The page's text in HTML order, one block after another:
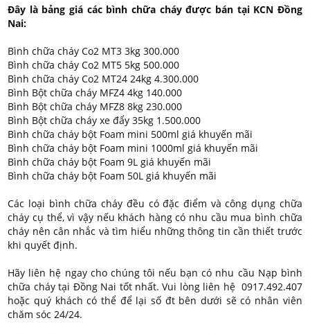
Đây là bảng giá các bình chữa cháy được bán tại KCN Đồng
Nai:
Bình chữa cháy Co2 MT3 3kg 300.000
Bình chữa cháy Co2 MT5 5kg 500.000
Bình chữa cháy Co2 MT24 24kg 4.300.000
Bình Bột chữa cháy MFZ4 4kg 140.000
Bình Bột chữa cháy MFZ8 8kg 230.000
Bình Bột chữa cháy xe đẩy 35kg 1.500.000
Bình chữa cháy bột Foam mini 500ml giá khuyến mãi
Bình chữa cháy bột Foam mini 1000ml giá khuyến mãi
Bình chữa cháy bột Foam 9L giá khuyến mãi
Bình chữa cháy bột Foam 50L giá khuyến mãi
Các loại bình chữa cháy đều có đặc điểm và công dụng chữa
cháy cụ thể, vì vậy nếu khách hàng có nhu cầu mua bình chữa
cháy nên cân nhắc và tìm hiểu những thông tin cần thiết trước
khi quyết định.
Hãy liên hệ ngay cho chúng tôi nếu bạn có nhu cầu Nạp bình
chữa cháy tại Đồng Nai tốt nhất. Vui lòng liên hệ 0917.492.407
hoặc quý khách có thể để lại số đt bên dưới sẽ có nhân viên
chăm sóc 24/24.